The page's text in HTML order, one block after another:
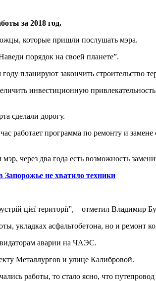
за 2018 год.
которые пришли послушать мэра.
порядок на своей планете”.
планируют закончить строительство
инвестиционную
сделали дорогу.
работает программа по ремонту и
через два года есть возможность
не хватило техники
цієї території”, – отметил Владимир
укладках асфальтобетона, но и ремонт
аварии на ЧАЭС.
Металлургов и улице Калибровой.
работы, то стало ясно, что